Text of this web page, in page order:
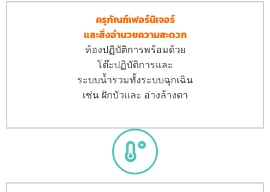
ครุภัณฑ์เฟอร์นิเจอร์
และสิ่งอำนวยความสะดวก
ห้องปฏิบัติการพร้อมด้วย
โต๊ะปฏิบัติการและ
ระบบน้ำรวมทั้งระบบฉุกเฉิน
เช่น ฝักบัวและ อ่างล้างตา